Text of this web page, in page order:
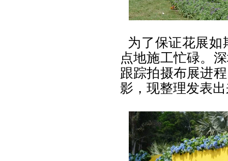
为了保证花展如
点地施工忙碌。
跟踪拍摄布展进
影，现整理发表